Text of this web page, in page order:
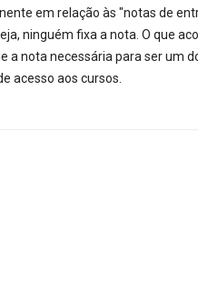
em relação às "notas de
ninguém fixa a nota. O que
a nota necessária para ser um
acesso aos cursos.